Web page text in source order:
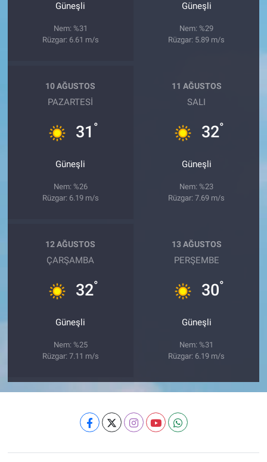
Güneşli
Nem: %31
Rüzgar: 6.61 m/s
Güneşli
Nem: %29
Rüzgar: 5.89 m/s
10 AĞUSTOS
PAZARTESI
31 °
Güneşli
Nem: %26
Rüzgar: 6.19 m/s
11 AĞUSTOS
SALI
32°
Güneşli
Nem: %23
Rüzgar: 7.69 m/s
12 AĞUSTOS
ÇARŞAMBA
32°
Güneşli
Nem: %25
Rüzgar: 7.11 m/s
13 AĞUSTOS
PERŞEMBE
30°
Güneşli
Nem: %31
Rüzgar: 6.19 m/s